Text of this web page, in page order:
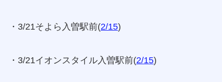
・3/21そよら入曽駅前(2/15)
・3/21イオンスタイル入曽駅前(2/15)